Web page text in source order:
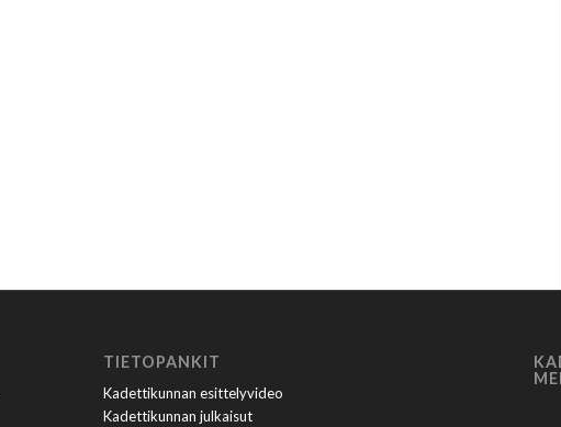
TIETOPANKIT
Kadettikunnan esittelyvideo
Kadettikunnan julkaisut